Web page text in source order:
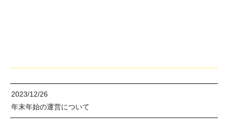
2023/12/26
年末年始の運営について